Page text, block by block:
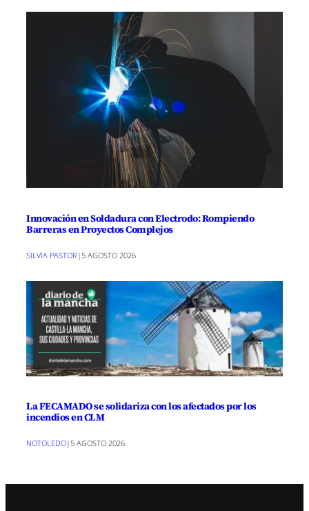
Innovación en Soldadura con Electrodo: Rompiendo
Barreras en Proyectos Complejos
SILVIA PASTOR |5 AGOSTO 2026
La FECAMADO se solidariza con los afectados por los
incendios en CLM
NOTOLEDO|5 AGOSTO 2026